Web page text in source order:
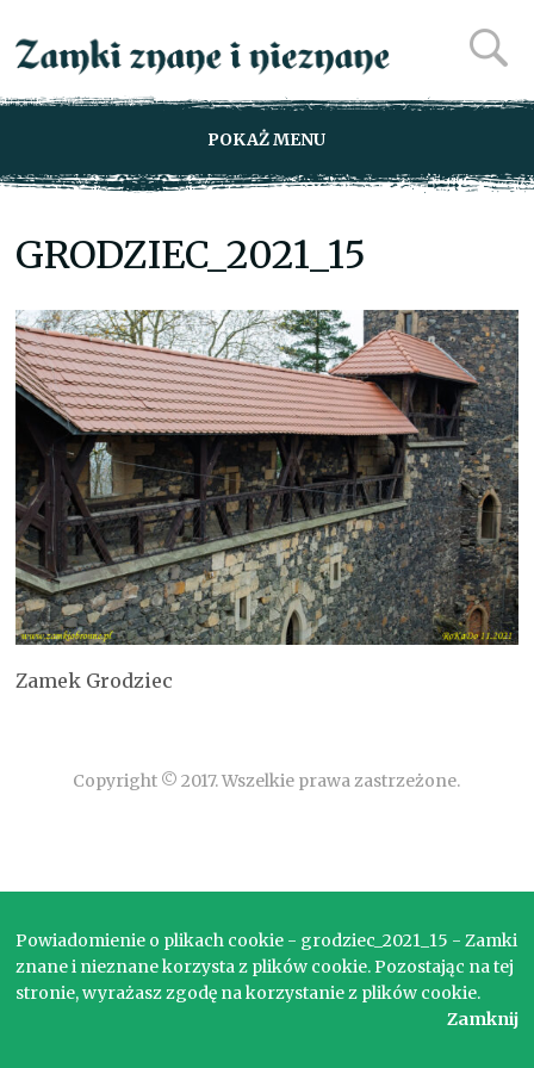
POKAŻ MENU
GRODZIEC_2021_15
Zamek Grodziec
Copyright © 2017. Wszelkie prawa zastrzeżone.
Powiadomienie o plikach cookie - grodziec_2021_15 - Zamki
znane i nieznane korzysta z plików cookie. Pozostając na tej
stronie, wyrażasz zgodę na korzystanie z plików cookie.
Zamknij